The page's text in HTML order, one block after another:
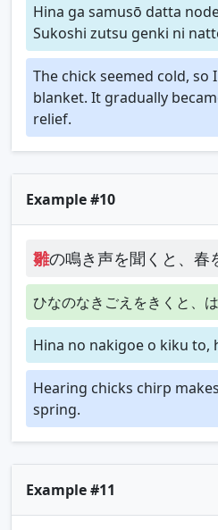
Hina ga samusō datta
Sukoshi zutsu genki ni
The chick seemed cold, so
blanket. It gradually
relief.
Example #10
雛の鳴き声を聞くと、春
ひなのなきごえをきくと、
Hina no nakigoe o kiku to,
Hearing chicks chirp
spring.
Example #11